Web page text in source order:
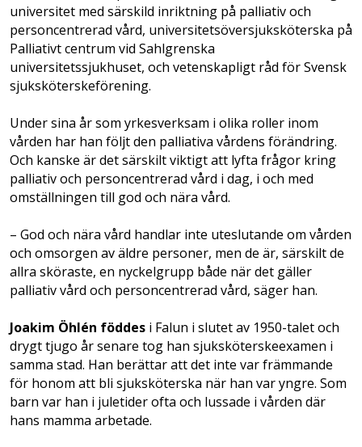
universitet med särskild inriktning på palliativ och
personcentrerad vård, universitetsöversjuksköterska på
Palliativt centrum vid Sahlgrenska
universitetssjukhuset, och vetenskapligt råd för Svensk
sjuksköterskeförening.
Under sina år som yrkesverksam i olika roller inom
vården har han följt den palliativa vårdens förändring.
Och kanske är det särskilt viktigt att lyfta frågor kring
palliativ och personcentrerad vård i dag, i och med
omställningen till god och nära vård.
– God och nära vård handlar inte uteslutande om vården
och omsorgen av äldre personer, men de är, särskilt de
allra sköraste, en nyckelgrupp både när det gäller
palliativ vård och personcentrerad vård, säger han.
Joakim Öhlén föddes i Falun i slutet av 1950-talet och
drygt tjugo år senare tog han sjuksköterskeexamen i
samma stad. Han berättar att det inte var främmande
för honom att bli sjuksköterska när han var yngre. Som
barn var han i juletider ofta och lussade i vården där
hans mamma arbetade.